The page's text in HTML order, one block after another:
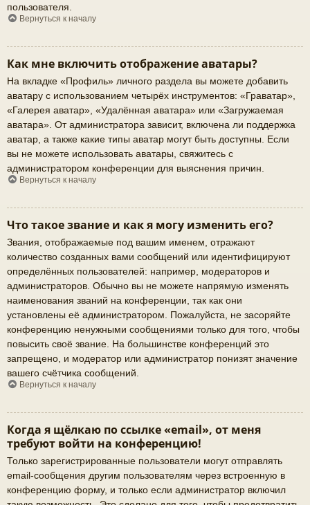
пользователя.
Вернуться к началу
Как мне включить отображение аватары?
На вкладке «Профиль» личного раздела вы можете добавить
аватару с использованием четырёх инструментов: «Граватар»,
«Галерея аватар», «Удалённая аватара» или «Загружаемая
аватара». От администратора зависит, включена ли поддержка
аватар, а также какие типы аватар могут быть доступны. Если
вы не можете использовать аватары, свяжитесь с
администратором конференции для выяснения причин.
Вернуться к началу
Что такое звание и как я могу изменить его?
Звания, отображаемые под вашим именем, отражают
количество созданных вами сообщений или идентифицируют
определённых пользователей: например, модераторов и
администраторов. Обычно вы не можете напрямую изменять
наименования званий на конференции, так как они
установлены её администратором. Пожалуйста, не засоряйте
конференцию ненужными сообщениями только для того, чтобы
повысить своё звание. На большинстве конференций это
запрещено, и модератор или администратор понизят значение
вашего счётчика сообщений.
Вернуться к началу
Когда я щёлкаю по ссылке «email», от меня
требуют войти на конференцию!
Только зарегистрированные пользователи могут отправлять
email-сообщения другим пользователям через встроенную в
конференцию форму, и только если администратор включил